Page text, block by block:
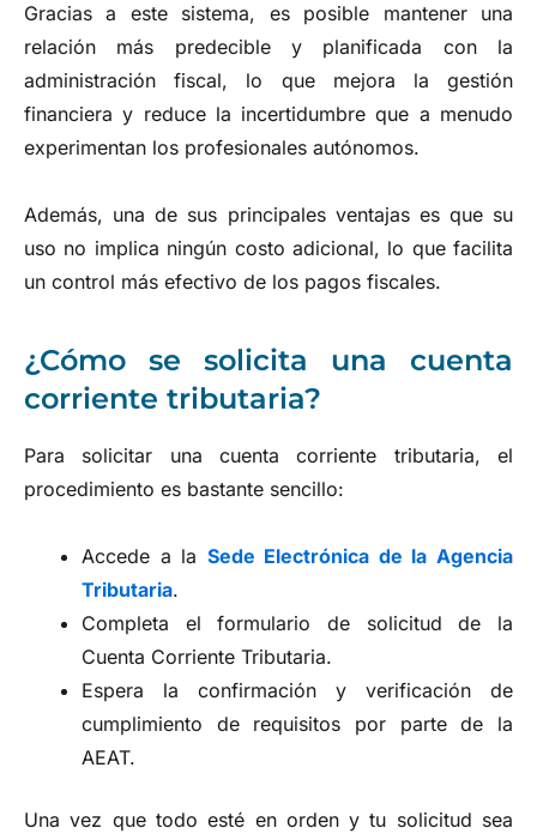
Gracias a este sistema, es posible mantener una
relación más predecible y planificada con la
administración fiscal, lo que mejora la gestión
financiera y reduce la incertidumbre que a menudo
experimentan los profesionales autónomos.
Además, una de sus principales ventajas es que su
uso no implica ningún costo adicional, lo que facilita
un control más efectivo de los pagos fiscales.
¿Cómo se solicita una cuenta
corriente tributaria?
Para solicitar una cuenta corriente tributaria, el
procedimiento es bastante sencillo:
Accede a la Sede Electrónica de la Agencia
Tributaria.
Completa el formulario de solicitud de la
Cuenta Corriente Tributaria.
Espera la confirmación y verificación de
cumplimiento de requisitos por parte de la
AEAT.
Una vez que todo esté en orden y tu solicitud sea